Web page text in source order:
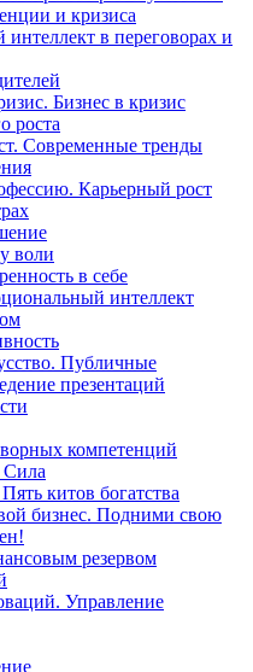
и кризиса
в переговорах и
Бизнес в кризис
роста
Современные тренды
Карьерный рост
воли
в себе
интеллект
Публичные
презентаций
компетенций
Сила
китов богатства
бизнес. Подними свою
резервом
Управление